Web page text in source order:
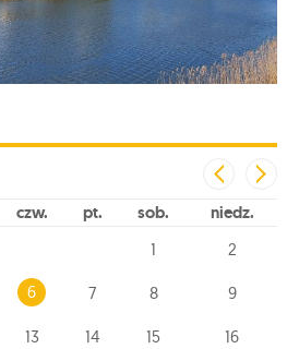
czw pt sob niedz
1 2
6 7 8 9
13 14 15 16